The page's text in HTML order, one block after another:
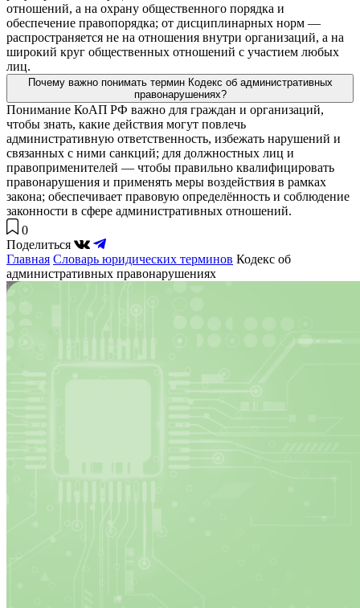
отношений, а на охрану общественного порядка и
обеспечение правопорядка; от дисциплинарных норм —
распространяется не на отношения внутри организаций, а на
широкий круг общественных отношений с участием любых
лиц.
Почему важно понимать термин Кодекс об административных
правонарушениях?
Понимание КоАП РФ важно для граждан и организаций,
чтобы знать, какие действия могут повлечь
административную ответственность, избежать нарушений и
связанных с ними санкций; для должностных лиц и
правоприменителей — чтобы правильно квалифицировать
правонарушения и применять меры воздействия в рамках
закона; обеспечивает правовую определённость и соблюдение
законности в сфере административных отношений.
0
Поделиться
Главная Словарь юридических терминов Кодекс об
административных правонарушениях